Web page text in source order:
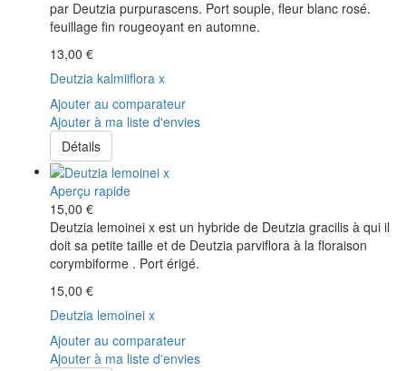
par Deutzia purpurascens. Port souple, fleur blanc rosé.
feuillage fin rougeoyant en automne.
13,00 €
Deutzia kalmiiflora x
Ajouter au comparateur
Ajouter à ma liste d'envies
Détails
Aperçu rapide
15,00 €
Deutzia lemoinei x est un hybride de Deutzia gracilis à qui il
doit sa petite taille et de Deutzia parviflora à la floraison
corymbiforme . Port érigé.
15,00 €
Deutzia lemoinei x
Ajouter au comparateur
Ajouter à ma liste d'envies